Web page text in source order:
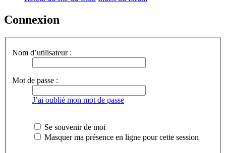
Connexion
Nom d’utilisateur :
Mot de passe :
J’ai oublié mon mot de passe
Se souvenir de moi
Masquer ma présence en ligne pour cette session